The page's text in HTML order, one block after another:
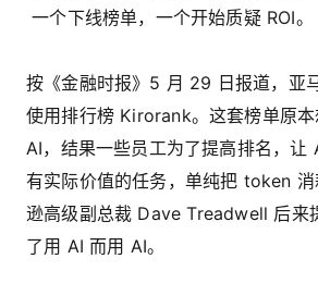
一个下线榜单，一个开始质疑 ROI。
按《金融时报》5 月 29 日报道，亚
使用排行榜 Kirorank。这套榜单原本
AI，结果一些员工为了提高排名，
有实际价值的任务，单纯把 token
逊高级副总裁 Dave Treadwell 后来
了用 AI 而用 AI。